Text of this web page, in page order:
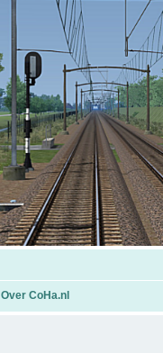
Over CoHa.nl